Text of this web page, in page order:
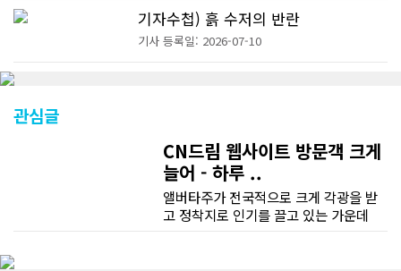
기자수첩) 흙 수저의 반란
기사 등록일: 2026-07-10
관심글
CN드림 웹사이트 방문객 크게
늘어 - 하루 ..
앨버타주가 전국적으로 크게 각광을 받
고 정착지로 인기를 끌고 있는 가운데